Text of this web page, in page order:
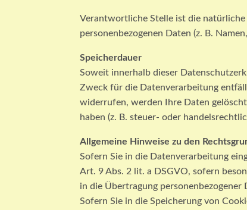
Verantwortliche Stelle ist die
personenbezogenen Daten (z. B.
Speicherdauer
Soweit innerhalb dieser
Zweck für die Datenverarbeitung
widerrufen, werden Ihre Daten
haben (z. B. steuer- oder
Allgemeine Hinweise zu den
Sofern Sie in die Datenverarbeitung
Art. 9 Abs. 2 lit. a DSGVO, sofern
in die Übertragung
Sofern Sie in die Speicherung von